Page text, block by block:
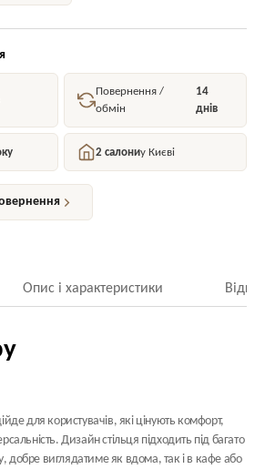
Повернення /
обмін
14
днів
2 салониу Києві
Опис і характеристики
для користувачів, які цінують комфорт,
Дизайн стільця підходить під багато
добре виглядатиме як вдома, так і в кафе або